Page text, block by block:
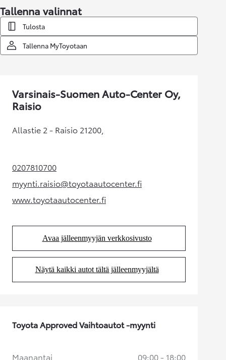
Tallenna valinnat
Tulosta
Tallenna MyToyotaan
Varsinais-Suomen Auto-Center Oy,
Raisio
Allastie 2 - Raisio 21200,
0207810700(Aukeaa uudessa välilehdessä)
myynti.raisio@toyotaautocenter.fi
(Aukeaa uudessa välilehdessä)
www.toyotaautocenter.fi(Aukeaa uudessa välilehdessä)
Avaa jälleenmyyjän verkkosivusto
(Aukeaa uudessa välilehdessä)
Näytä kaikki autot tältä jälleenmyyjältä
(Aukeaa uudessa välilehdessä)
Toyota Approved Vaihtoautot -myynti
Maanantai 09:00 - 18:00